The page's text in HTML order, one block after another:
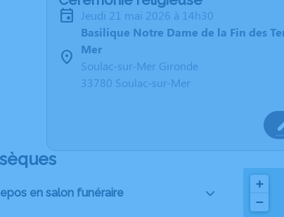
jeudi 21 mai 2026 à 14h30
Basilique Notre Dame de la Fin des
Mer
Soulac-sur-Mer Gironde
33780 Soulac-sur-Mer
en salon funéraire
+
−